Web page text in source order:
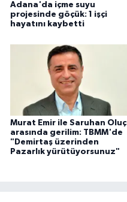
Adana'da içme suyu
projesinde göçük: 1 işçi
hayatını kaybetti
Murat Emir ile Saruhan Oluç
arasında gerilim: TBMM'de
"Demirtaş üzerinden
Pazarlık yürütüyorsunuz"